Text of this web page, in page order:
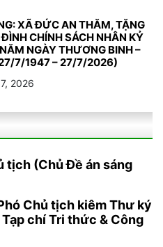
XÃ ĐỨC AN THĂM, TẶNG
CHÍNH SÁCH NHÂN KỶ
NGÀY THƯƠNG BINH –
7/1947 – 27/7/2026)
2026
tịch (Chủ Đề án sáng
Chủ tịch kiêm Thư ký
chí Tri thức & Công